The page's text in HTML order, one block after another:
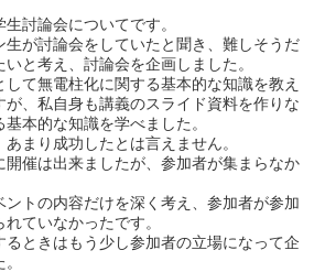
討論会についてです。
生が討論会をしていたと聞き、難しそうだ
と考え、討論会を企画しました。
して無電柱化に関する基本的な知識を教え
が、私自身も講義のスライド資料を作りな
本的な知識を学べました。
まり成功したとは言えません。
開催は出来ましたが、参加者が集まらなか
ントの内容だけを深く考え、参加者が参加
ていなかったです。
るときはもう少し参加者の立場になって企